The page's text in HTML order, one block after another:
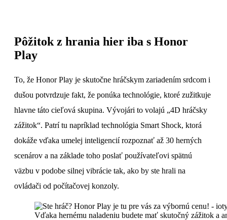
Pôžitok z hrania hier iba s Honor
Play
To, že Honor Play je skutočne hráčskym zariadením srdcom i
dušou potvrdzuje fakt, že ponúka technológie, ktoré zužitkuje
hlavne táto cieľová skupina. Vývojári to volajú „4D hráčsky
zážitok“. Patrí tu napríklad technológia Smart Shock, ktorá
dokáže vďaka umelej inteligencií rozpoznať až 30 herných
scenárov a na základe toho poslať používateľovi spätnú
väzbu v podobe silnej vibrácie tak, ako by ste hrali na
ovládači od počítačovej konzoly.
Vďaka hernému naladeniu budete mať skutočný zážitok a